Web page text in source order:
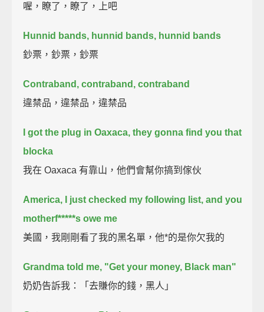
喔，瞭了，瞭了，上吧
Hunnid bands, hunnid bands, hunnid bands
鈔票，鈔票，鈔票
Contraband, contraband, contraband
違禁品，違禁品，違禁品
I got the plug in Oaxaca, they gonna find you that
blocka
我在 Oaxaca 有靠山，他們會幫你搞到傢伙
America, I just checked my following list, and you
motherf*****s owe me
美國，我剛剛看了我的黑名單，他*的是你欠我的
Grandma told me, "Get your money, Black man"
奶奶告訴我：「去賺你的錢，黑人」